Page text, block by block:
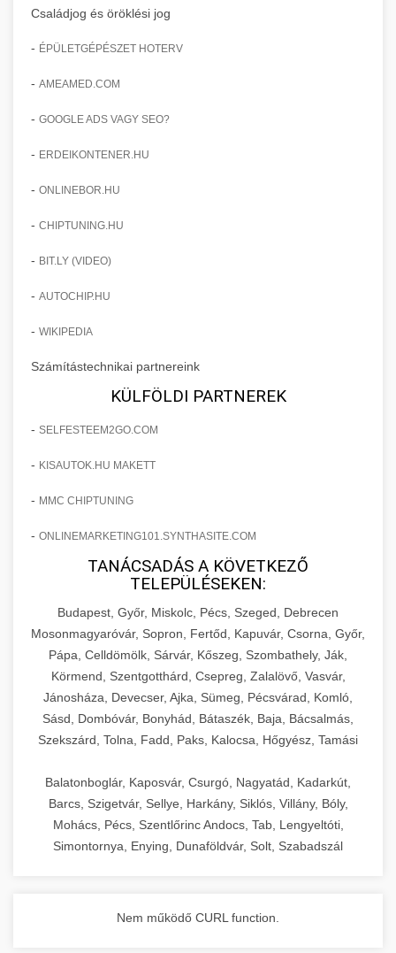
Családjog és öröklési jog
- ÉPÜLETGÉPÉSZET HOTERV
- AMEAMED.COM
- GOOGLE ADS VAGY SEO?
- ERDEIKONTENER.HU
- ONLINEBOR.HU
- CHIPTUNING.HU
- BIT.LY (VIDEO)
- AUTOCHIP.HU
- WIKIPEDIA
Számítástechnikai partnereink
KÜLFÖLDI PARTNEREK
- SELFESTEEM2GO.COM
- KISAUTOK.HU MAKETT
- MMC CHIPTUNING
- ONLINEMARKETING101.SYNTHASITE.COM
TANÁCSADÁS A KÖVETKEZŐ
TELEPÜLÉSEKEN:
Budapest, Győr, Miskolc, Pécs, Szeged, Debrecen
Mosonmagyaróvár, Sopron, Fertőd, Kapuvár, Csorna, Győr,
Pápa, Celldömölk, Sárvár, Kőszeg, Szombathely, Ják,
Körmend, Szentgotthárd, Csepreg, Zalalövő, Vasvár,
Jánosháza, Devecser, Ajka, Sümeg, Pécsvárad, Komló,
Sásd, Dombóvár, Bonyhád, Bátaszék, Baja, Bácsalmás,
Szekszárd, Tolna, Fadd, Paks, Kalocsa, Hőgyész, Tamási
Balatonboglár, Kaposvár, Csurgó, Nagyatád, Kadarkút,
Barcs, Szigetvár, Sellye, Harkány, Siklós, Villány, Bóly,
Mohács, Pécs, Szentlőrinc Andocs, Tab, Lengyeltóti,
Simontornya, Enying, Dunaföldvár, Solt, Szabadszál
Nem működő CURL function.